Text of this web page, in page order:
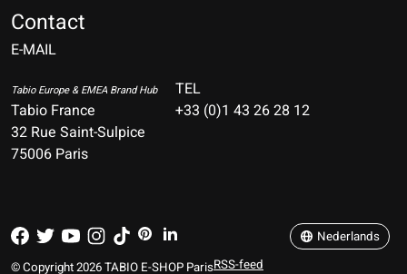
Contact
E-MAIL
Tabio Europe & EMEA Brand Hub
Tabio France
32 Rue Saint-Sulpice
75006 Paris
TEL
+33 (0)1 43 26 28 12
© Copyright 2026 TABIO E-SHOP ParisRSS-feed
Nederlands